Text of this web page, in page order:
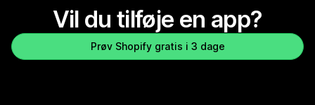
Vil du tilføje en app?
Prøv Shopify gratis i 3 dage